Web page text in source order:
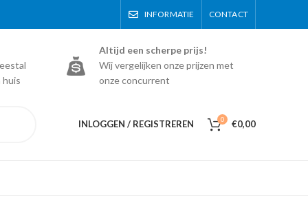
INFORMATIE CONTACT
huis
Altijd een scherpe prijs!
Wij vergelijken onze prijzen met
onze concurrent
INLOGGEN / REGISTREREN 0 €0,00